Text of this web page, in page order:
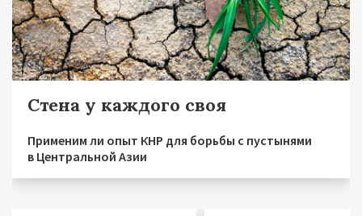
Стена у каждого своя
Применим ли опыт КНР для борьбы с пустынями
в Центральной Азии